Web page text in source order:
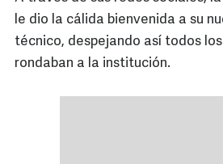
le dio la cálida bienvenida a su
técnico, despejando así todos
rondaban a la institución.